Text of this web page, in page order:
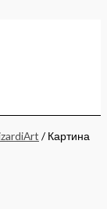
/ Картина